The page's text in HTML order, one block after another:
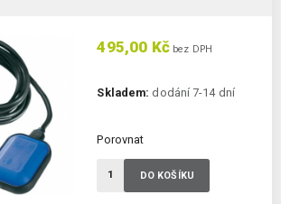
495,00 Kč bez DPH
Skladem: dodání 7-14 dní
Porovnat
DO KOŠÍKU